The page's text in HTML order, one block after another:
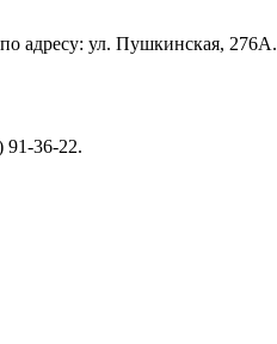
адресу: ул. Пушкинская, 276А.
91-36-22.